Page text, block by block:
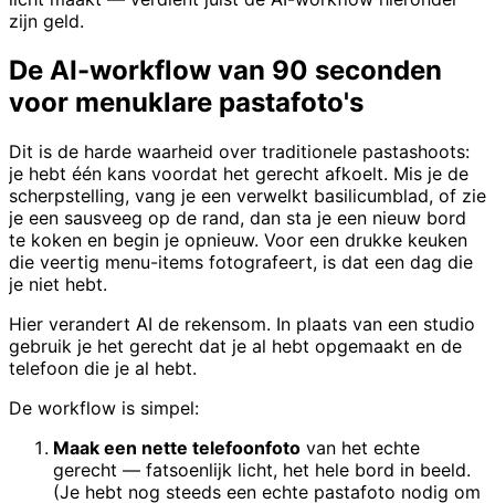
zijn geld.
De AI-workflow van 90 seconden
voor menuklare pastafoto's
Dit is de harde waarheid over traditionele pastashoots:
je hebt één kans voordat het gerecht afkoelt. Mis je de
scherpstelling, vang je een verwelkt basilicumblad, of zie
je een sausveeg op de rand, dan sta je een nieuw bord
te koken en begin je opnieuw. Voor een drukke keuken
die veertig menu-items fotografeert, is dat een dag die
je niet hebt.
Hier verandert AI de rekensom. In plaats van een studio
gebruik je het gerecht dat je al hebt opgemaakt en de
telefoon die je al hebt.
De workflow is simpel:
Maak een nette telefoonfoto van het echte
gerecht — fatsoenlijk licht, het hele bord in beeld.
(Je hebt nog steeds een echte pastafoto nodig om